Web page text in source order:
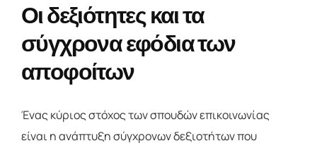
Οι δεξιότητες και τα
σύγχρονα εφόδια των
αποφοίτων
Ένας κύριος στόχος των σπουδών επικοινωνίας
είναι η ανάπτυξη σύγχρονων δεξιοτήτων που